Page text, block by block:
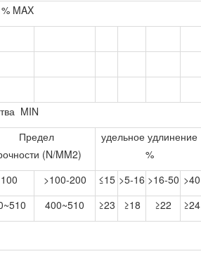
MAX
MIN
Предел
(N/MM2)
удельное удлинение
%
>100-200 ≤15 >5-16 >16-50 >40
400~510 ≥23 ≥18 ≥22 ≥24